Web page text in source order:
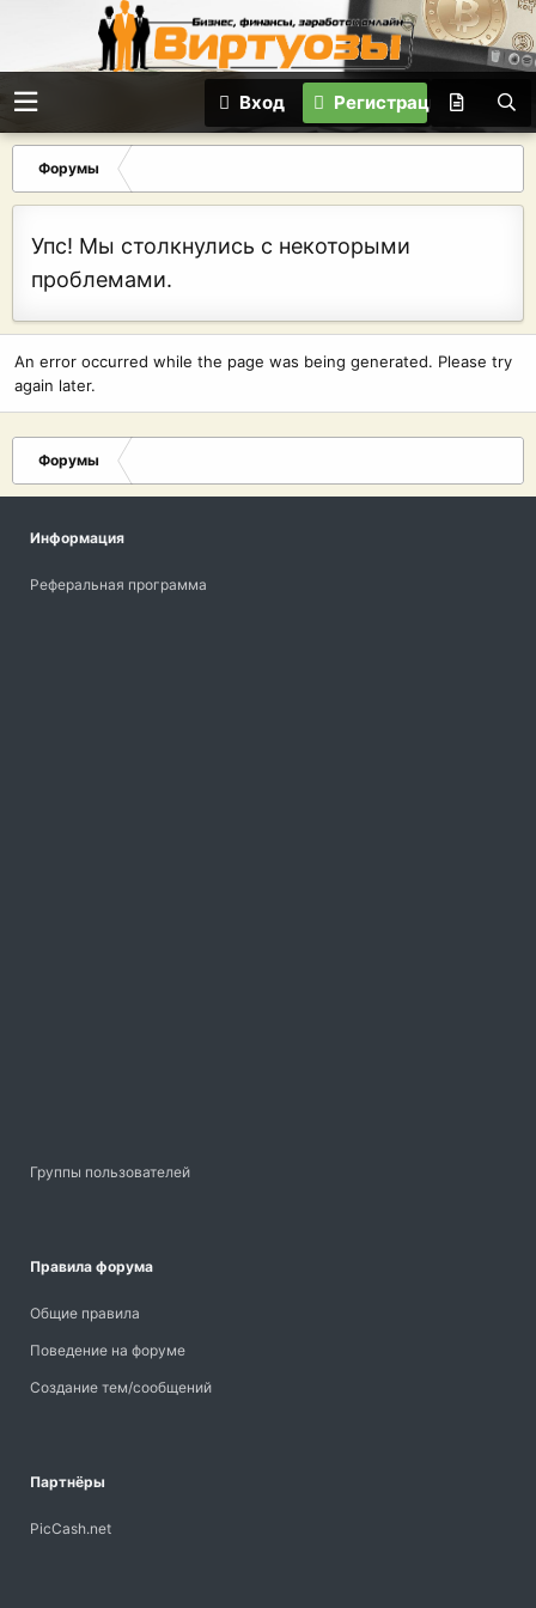
Вход Регистрация
Форумы
Упс! Мы столкнулись с некоторыми
проблемами.
An error occurred while the page was being generated. Please try
again later.
Форумы
Информация
Реферальная программа
Группы пользователей
Правила форума
Общие правила
Поведение на форуме
Создание тем/сообщений
Партнёры
PicCash.net